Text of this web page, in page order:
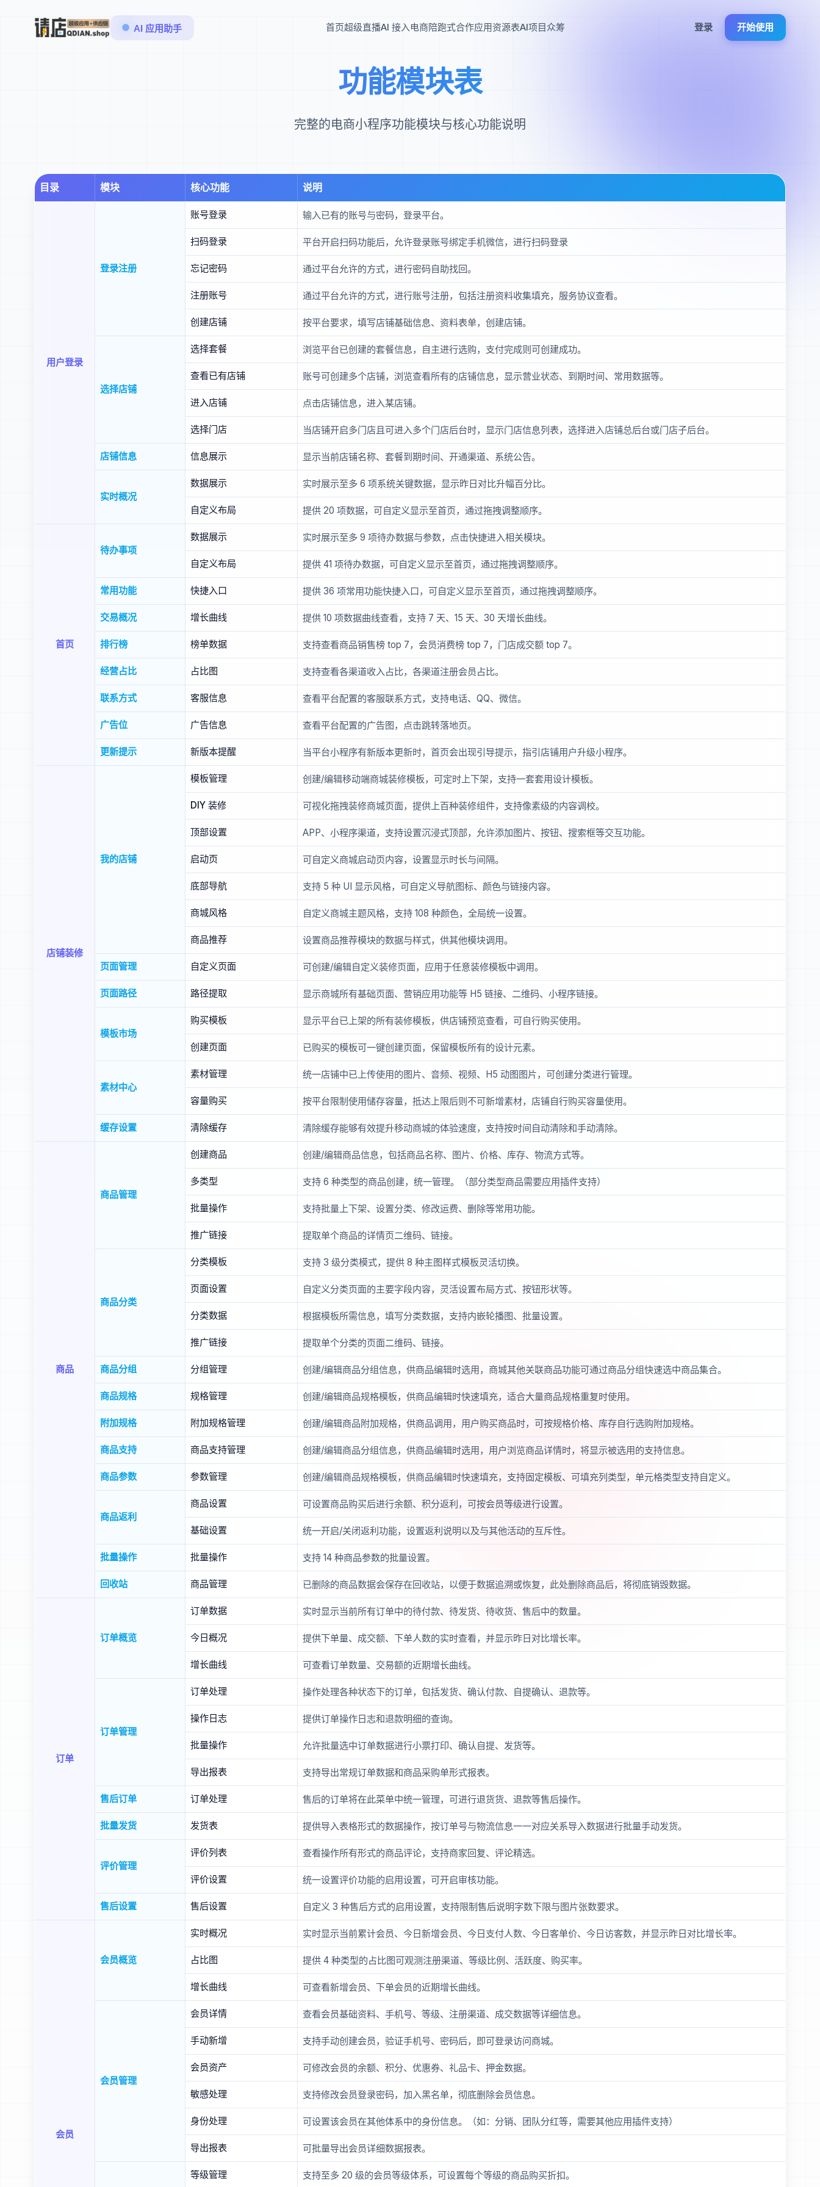
AI 应用助手 首页超级直播AI 接入电商陪跑式合作应用资源表AI项目众筹 登录 开始使用
功能模块表
完整的电商小程序功能模块与核心功能说明
目录 模块 核心功能 说明
用户登录
登录注册
账号登录 输入已有的账号与密码，登录平台。
扫码登录 平台开启扫码功能后，允许登录账号绑定手机微信，进行扫码登录
忘记密码 通过平台允许的方式，进行密码自助找回。
注册账号 通过平台允许的方式，进行账号注册，包括注册资料收集填充，服务协议查看。
创建店铺 按平台要求，填写店铺基础信息、资料表单，创建店铺。
选择店铺
选择套餐 浏览平台已创建的套餐信息，自主进行选购，支付完成则可创建成功。
查看已有店铺 账号可创建多个店铺，浏览查看所有的店铺信息，显示营业状态、到期时间、常用数据等。
进入店铺 点击店铺信息，进入某店铺。
选择门店 当店铺开启多门店且可进入多个门店后台时，显示门店信息列表，选择进入店铺总后台或门店子后台。
店铺信息 信息展示 显示当前店铺名称、套餐到期时间、开通渠道、系统公告。
实时概况
数据展示 实时展示至多 6 项系统关键数据，显示昨日对比升幅百分比。
自定义布局 提供 20 项数据，可自定义显示至首页，通过拖拽调整顺序。
首页
待办事项
数据展示 实时展示至多 9 项待办数据与参数，点击快捷进入相关模块。
自定义布局 提供 41 项待办数据，可自定义显示至首页，通过拖拽调整顺序。
常用功能 快捷入口 提供 36 项常用功能快捷入口，可自定义显示至首页，通过拖拽调整顺序。
交易概况 增长曲线 提供 10 项数据曲线查看，支持 7 天、15 天、30 天增长曲线。
排行榜 榜单数据 支持查看商品销售榜 top 7，会员消费榜 top 7，门店成交额 top 7。
经营占比 占比图 支持查看各渠道收入占比，各渠道注册会员占比。
联系方式 客服信息 查看平台配置的客服联系方式，支持电话、QQ、微信。
广告位 广告信息 查看平台配置的广告图，点击跳转落地页。
更新提示 新版本提醒 当平台小程序有新版本更新时，首页会出现引导提示，指引店铺用户升级小程序。
店铺装修
我的店铺
模板管理 创建/编辑移动端商城装修模板，可定时上下架，支持一套套用设计模板。
DIY 装修 可视化拖拽装修商城页面，提供上百种装修组件，支持像素级的内容调校。
顶部设置 APP、小程序渠道，支持设置沉浸式顶部，允许添加图片、按钮、搜索框等交互功能。
启动页 可自定义商城启动页内容，设置显示时长与间隔。
底部导航 支持 5 种 UI 显示风格，可自定义导航图标、颜色与链接内容。
商城风格 自定义商城主题风格，支持 108 种颜色，全局统一设置。
商品推荐 设置商品推荐模块的数据与样式，供其他模块调用。
页面管理 自定义页面 可创建/编辑自定义装修页面，应用于任意装修模板中调用。
页面路径 路径提取 显示商城所有基础页面、营销应用功能等 H5 链接、二维码、小程序链接。
模板市场
购买模板 显示平台已上架的所有装修模板，供店铺预览查看，可自行购买使用。
创建页面 已购买的模板可一键创建页面，保留模板所有的设计元素。
素材中心
素材管理 统一店铺中已上传使用的图片、音频、视频、H5 动图图片，可创建分类进行管理。
容量购买 按平台限制使用储存容量，抵达上限后则不可新增素材，店铺自行购买容量使用。
缓存设置 清除缓存 清除缓存能够有效提升移动商城的体验速度，支持按时间自动清除和手动清除。
商品
商品管理
创建商品 创建/编辑商品信息，包括商品名称、图片、价格、库存、物流方式等。
多类型 支持 6 种类型的商品创建，统一管理。（部分类型商品需要应用插件支持）
批量操作 支持批量上下架、设置分类、修改运费、删除等常用功能。
推广链接 提取单个商品的详情页二维码、链接。
商品分类
分类模板 支持 3 级分类模式，提供 8 种主图样式模板灵活切换。
页面设置 自定义分类页面的主要字段内容，灵活设置布局方式、按钮形状等。
分类数据 根据模板所需信息，填写分类数据，支持内嵌轮播图、批量设置。
推广链接 提取单个分类的页面二维码、链接。
商品分组 分组管理 创建/编辑商品分组信息，供商品编辑时选用，商城其他关联商品功能可通过商品分组快速选中商品集合。
商品规格 规格管理 创建/编辑商品规格模板，供商品编辑时快速填充，适合大量商品规格重复时使用。
附加规格 附加规格管理 创建/编辑商品附加规格，供商品调用，用户购买商品时，可按规格价格、库存自行选购附加规格。
商品支持 商品支持管理 创建/编辑商品分组信息，供商品编辑时选用，用户浏览商品详情时，将显示被选用的支持信息。
商品参数 参数管理 创建/编辑商品规格模板，供商品编辑时快速填充，支持固定模板、可填充列类型，单元格类型支持自定义。
商品返利
商品设置 可设置商品购买后进行余额、积分返利，可按会员等级进行设置。
基础设置 统一开启/关闭返利功能，设置返利说明以及与其他活动的互斥性。
批量操作 批量操作 支持 14 种商品参数的批量设置。
回收站 商品管理 已删除的商品数据会保存在回收站，以便于数据追溯或恢复，此处删除商品后，将彻底销毁数据。
订单
订单概览
订单数据 实时显示当前所有订单中的待付款、待发货、待收货、售后中的数量。
今日概况 提供下单量、成交额、下单人数的实时查看，并显示昨日对比增长率。
增长曲线 可查看订单数量、交易额的近期增长曲线。
订单管理
订单处理 操作处理各种状态下的订单，包括发货、确认付款、自提确认、退款等。
操作日志 提供订单操作日志和退款明细的查询。
批量操作 允许批量选中订单数据进行小票打印、确认自提、发货等。
导出报表 支持导出常规订单数据和商品采购单形式报表。
售后订单 订单处理 售后的订单将在此菜单中统一管理，可进行退货货、退款等售后操作。
批量发货 发货表 提供导入表格形式的数据操作，按订单号与物流信息一一对应关系导入数据进行批量手动发货。
评价管理
评价列表 查看操作所有形式的商品评论，支持商家回复、评论精选。
评价设置 统一设置评价功能的启用设置，可开启审核功能。
售后设置 售后设置 自定义 3 种售后方式的启用设置，支持限制售后说明字数下限与图片张数要求。
会员
会员概览
实时概况 实时显示当前累计会员、今日新增会员、今日支付人数、今日客单价、今日访客数，并显示昨日对比增长率。
占比图 提供 4 种类型的占比图可观测注册渠道、等级比例、活跃度、购买率。
增长曲线 可查看新增会员、下单会员的近期增长曲线。
会员管理
会员详情 查看会员基础资料、手机号、等级、注册渠道、成交数据等详细信息。
手动新增 支持手动创建会员，验证手机号、密码后，即可登录访问商城。
会员资产 可修改会员的余额、积分、优惠券、礼品卡、押金数据。
敏感处理 支持修改会员登录密码，加入黑名单，彻底删除会员信息。
身份处理 可设置该会员在其他体系中的身份信息。（如：分销、团队分红等，需要其他应用插件支持）
导出报表 可批量导出会员详细数据报表。
等级管理 支持至多 20 级的会员等级体系，可设置每个等级的商品购买折扣。